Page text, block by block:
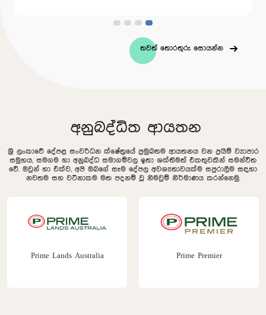
තවත් තොරතුරු සොයන්න
අනුබද්ධිත ආයතන
ශ්‍රී ලංකාවේ දේපළ සංවර්ධන ක්ෂේත්‍රයේ ප්‍රමුඛතම ආයතනය වන ප්‍රයිම් ව්‍යාපාර
සමුහය, සමගම හා අනුබද්ධ සමාගම්වල ඉතා ශක්තිමත් එකතුවකින් සමන්විත
වේ. ඔවුන් හා එක්ව, අපි ඔබගේ සෑම දේපල අවශ්‍යතාවයක්ම සපුරාලීම සඳහා
නවතම සහ වටිනාකම මත පදනම් වූ නිමවුම් නිර්මාණය කරන්නෙමු.
Prime Lands Australia Prime Premier